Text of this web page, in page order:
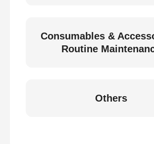
Consumables &
Routine
Others